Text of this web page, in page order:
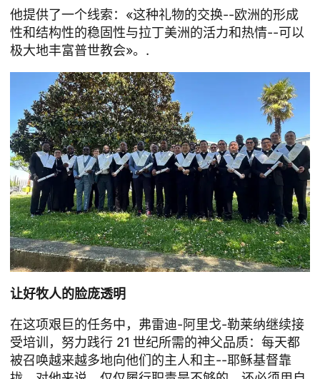
他提供了一个线索：«这种礼物的交换--欧洲的形成
性和结构性的稳固性与拉丁美洲的活力和热情--可以
极大地丰富普世教会»。.
让好牧人的脸庞透明
在这项艰巨的任务中，弗雷迪-阿里戈-勒莱纳继续接
受培训，努力践行 21 世纪所需的神父品质：每天都
被召唤越来越多地向他们的主人和主--耶稣基督靠